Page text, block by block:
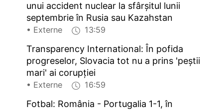
unui accident nuclear la sfârșitul lunii
septembrie în Rusia sau Kazahstan
• Externe 13:59
Transparency International: În pofida
progreselor, Slovacia tot nu a prins 'peștii
mari' ai corupției
• Externe 16:59
Fotbal: România - Portugalia 1-1, în